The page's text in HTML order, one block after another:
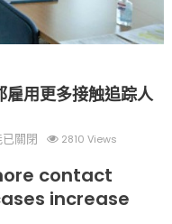
雇用更多接触追踪人
關閉 2810 Views
contact
increase